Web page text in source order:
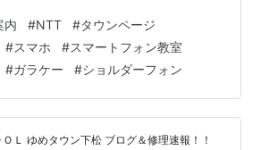
しか連絡もしないような日々なので
とはありません！ その当時から
こともほとんど無かったと記憶してい
もの凄い勢いだったなぁ…と今更な
します。 初めて携帯を持ったのは子
ったか…息…
内 #NTT #タウンページ
#スマホ #スマートフォン教室
#ガラケー #ショルダーフォン
Ｌ ゆめタウン下松 ブログ＆修理速報！！